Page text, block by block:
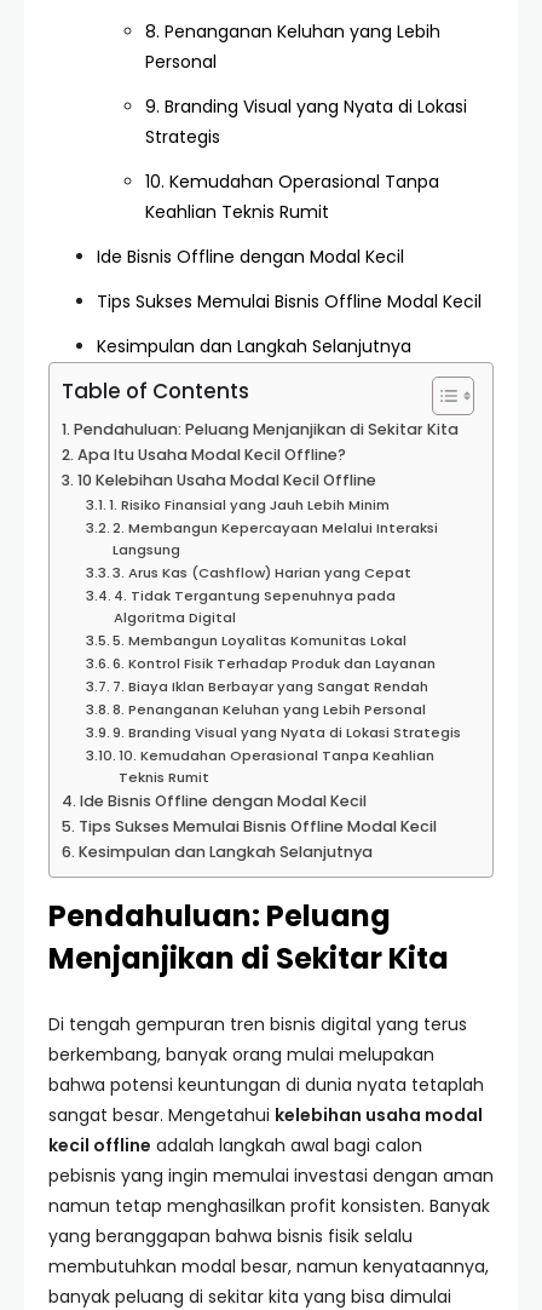
8. Penanganan Keluhan yang Lebih
Personal
9. Branding Visual yang Nyata di Lokasi
Strategis
10. Kemudahan Operasional Tanpa
Keahlian Teknis Rumit
Ide Bisnis Offline dengan Modal Kecil
Tips Sukses Memulai Bisnis Offline Modal Kecil
Kesimpulan dan Langkah Selanjutnya
Table of Contents
Pendahuluan: Peluang Menjanjikan di Sekitar Kita
Apa Itu Usaha Modal Kecil Offline?
10 Kelebihan Usaha Modal Kecil Offline
1. Risiko Finansial yang Jauh Lebih Minim
2. Membangun Kepercayaan Melalui Interaksi
Langsung
3. Arus Kas (Cashflow) Harian yang Cepat
4. Tidak Tergantung Sepenuhnya pada
Algoritma Digital
5. Membangun Loyalitas Komunitas Lokal
6. Kontrol Fisik Terhadap Produk dan Layanan
7. Biaya Iklan Berbayar yang Sangat Rendah
8. Penanganan Keluhan yang Lebih Personal
9. Branding Visual yang Nyata di Lokasi Strategis
10. Kemudahan Operasional Tanpa Keahlian
Teknis Rumit
Ide Bisnis Offline dengan Modal Kecil
Tips Sukses Memulai Bisnis Offline Modal Kecil
Kesimpulan dan Langkah Selanjutnya
Pendahuluan: Peluang
Menjanjikan di Sekitar Kita
Di tengah gempuran tren bisnis digital yang terus
berkembang, banyak orang mulai melupakan
bahwa potensi keuntungan di dunia nyata tetaplah
sangat besar. Mengetahui kelebihan usaha modal
kecil offline adalah langkah awal bagi calon
pebisnis yang ingin memulai investasi dengan aman
namun tetap menghasilkan profit konsisten. Banyak
yang beranggapan bahwa bisnis fisik selalu
membutuhkan modal besar, namun kenyataannya,
banyak peluang di sekitar kita yang bisa dimulai